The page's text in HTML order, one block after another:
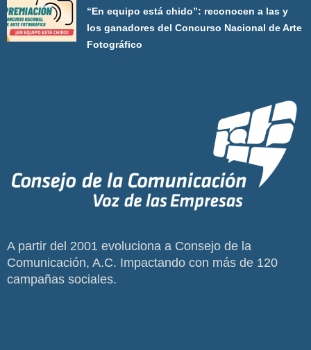
“En equipo está chido”: reconocen a las y
los ganadores del Concurso Nacional de Arte
Fotográfico
A partir del 2001 evoluciona a Consejo de la
Comunicación, A.C. Impactando con más de 120
campañas sociales.